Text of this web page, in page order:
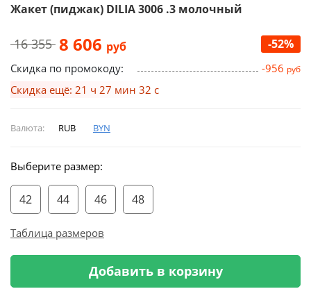
Жакет (пиджак) DILIA 3006 .3 молочный
16 355 8 606 руб -52%
Скидка по промокоду: -956 руб
Скидка ещё: 21 ч 27 мин 32 с
Валюта: RUB BYN
Выберите размер:
42 44 46 48
Таблица размеров
Добавить в корзину